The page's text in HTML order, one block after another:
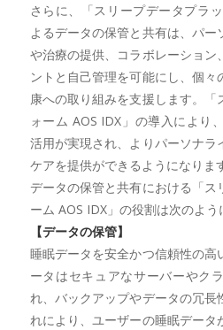
さらに、「スリープデータプラ
よるデータの保管と共有は、パー
や治療の提供、コラボレーション
ントと自己管理を可能にし、個
康への取り組みを支援します。「
ォーム AOS IDX」の導入により
活用が実現され、よりパーソナ
ケアを提供ができるようになります
データの保管と共有における「ス
ーム AOS IDX」の役割は次のよう
【データの保管】
睡眠データを安全かつ信頼性の
ータはセキュアなサーバーやク
れ、バックアップやデータの冗長
れにより、ユーザーの睡眠データ